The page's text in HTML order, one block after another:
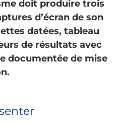
doit produire trois
d’écran de son
datées, tableau
de résultats avec
documentée de mise